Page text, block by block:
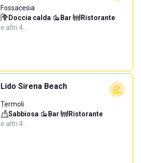
Fossacesia
Doccia calda· Bar· Ristorante·
e altri 4…
Lido Sirena Beach
Termoli
Sabbiosa· Bar· Ristorante·
e altri 4…